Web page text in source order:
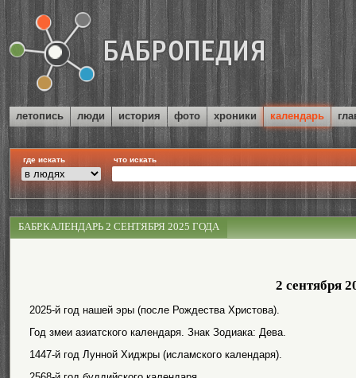
летопись люди история фото хроники календарь
где искать что искать
БАБР.КАЛЕНДАРЬ 2 СЕНТЯБРЯ 2025 ГОДА
2 сентября
2025-й год нашей эры (после Рождества Христова).
Год змеи азиатского календаря. Знак Зодиака: Дева.
1447-й год Лунной Хиджры (исламского календаря).